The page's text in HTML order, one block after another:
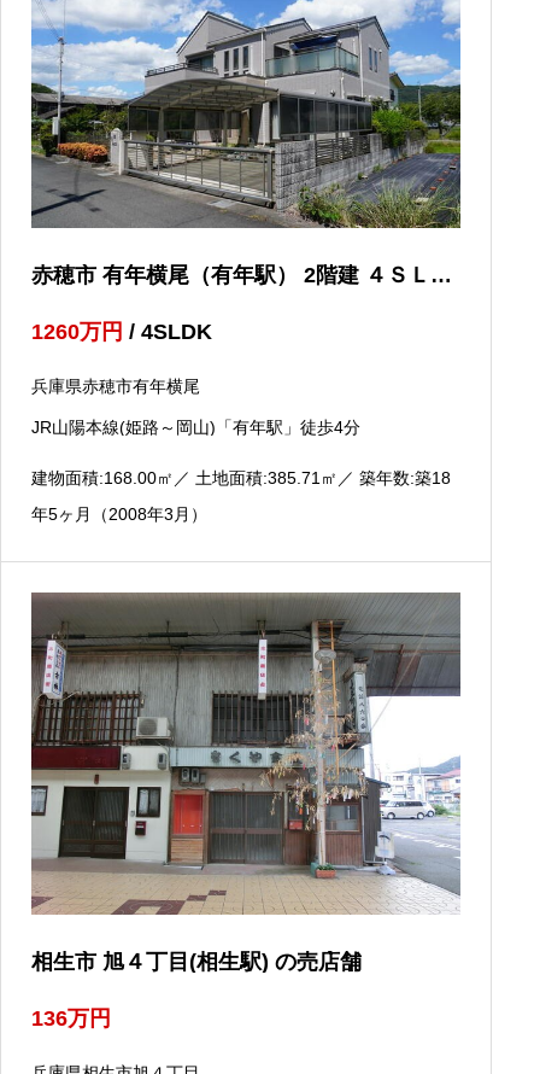
赤穂市 有年横尾（有年駅） 2階建 ４ＳＬＤ
1260万円 / 4SLDK
兵庫県赤穂市有年横尾
JR山陽本線(姫路～岡山)「有年駅」徒歩4分
建物面積:168.00㎡ ／ 土地面積:385.71 ㎡ ／ 築年数:築18
年5ヶ月（2008年3月）
相生市 旭４丁目(相生駅) の売店舗
136万円